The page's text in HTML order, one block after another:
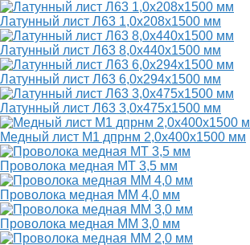
Латунный лист Л63 1,0х208х1500 мм
Латунный лист Л63 8,0х440х1500 мм
Латунный лист Л63 6,0х294х1500 мм
Латунный лист Л63 3,0х475х1500 мм
Медный лист М1 дпрнм 2,0х400х1500 мм
Проволока медная МТ 3,5 мм
Проволока медная ММ 4,0 мм
Проволока медная ММ 3,0 мм